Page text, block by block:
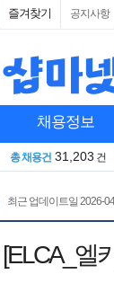
즐겨찾기 공지사항
채용정보
총 채용건 31,203 건
최근 업데이트일 2026-
[ELCA_엘